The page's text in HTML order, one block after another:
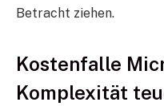
Betracht ziehen.
Kostenfalle
Komplexität